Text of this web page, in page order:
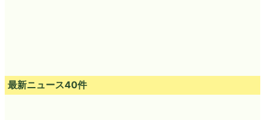
最新ニュース40件